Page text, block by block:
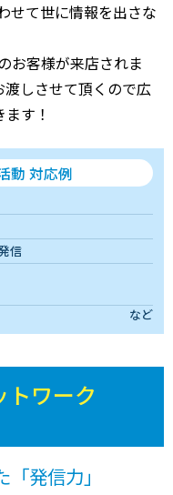
せて世に情報を出さな
お客様が来店されま
しさせて頂くので広
す！
動 対応例
信
など
トワーク
発信力」